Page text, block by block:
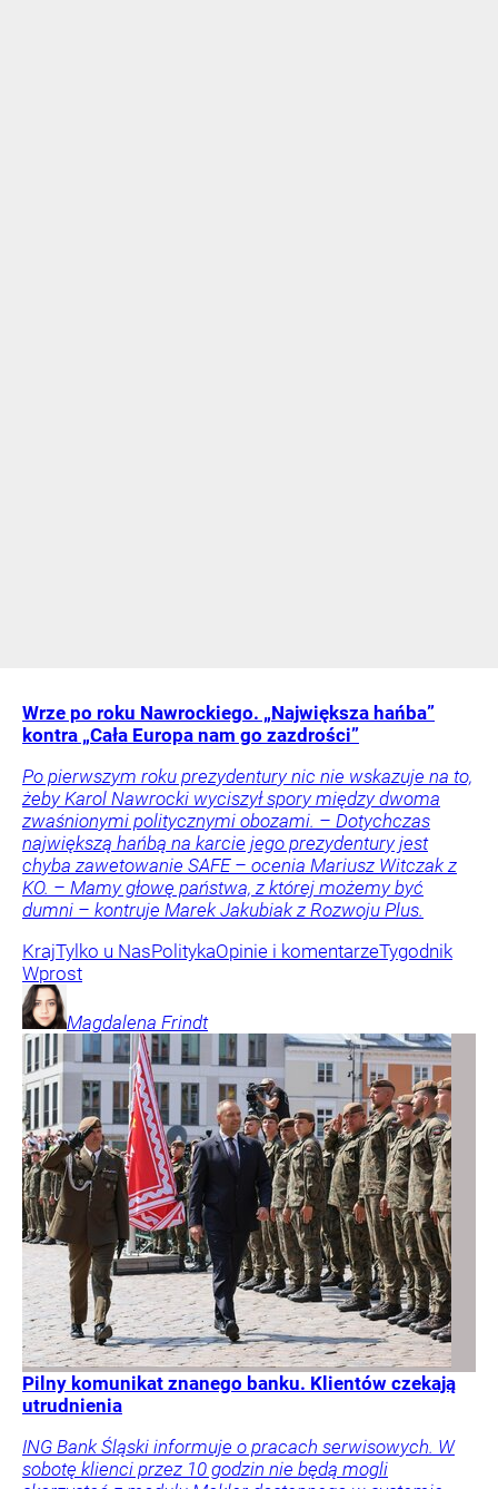
Wrze po roku Nawrockiego. „Największa hańba”
kontra „Cała Europa nam go zazdrości”
Po pierwszym roku prezydentury nic nie wskazuje na to,
żeby Karol Nawrocki wyciszył spory między dwoma
zwaśnionymi politycznymi obozami. – Dotychczas
największą hańbą na karcie jego prezydentury jest
chyba zawetowanie SAFE – ocenia Mariusz Witczak z
KO. – Mamy głowę państwa, z której możemy być
dumni – kontruje Marek Jakubiak z Rozwoju Plus.
KrajTylko u NasPolitykaOpinie i komentarzeTygodnik
Wprost
Magdalena Frindt
Pilny komunikat znanego banku. Klientów czekają
utrudnienia
ING Bank Śląski informuje o pracach serwisowych. W
sobotę klienci przez 10 godzin nie będą mogli